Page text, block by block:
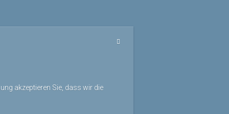
akzeptieren Sie, dass wir die